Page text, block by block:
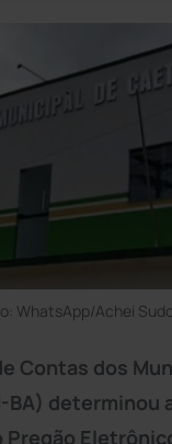
WhatsApp/Achei
Contas dos
BA) determinou
Pregão